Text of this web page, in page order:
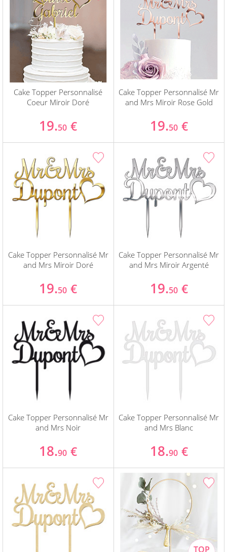
Cake Topper Personnalisé
Coeur Miroir Doré
19.50 €
Cake Topper Personnalisé Mr
and Mrs Miroir Rose Gold
19.50 €
Cake Topper Personnalisé Mr
and Mrs Miroir Doré
19.50 €
Cake Topper Personnalisé Mr
and Mrs Miroir Argenté
19.50 €
Cake Topper Personnalisé Mr
and Mrs Noir
18.90 €
Cake Topper Personnalisé Mr
and Mrs Blanc
18.90 €